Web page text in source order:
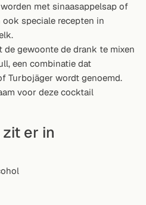
met sinaasappelsap of
ook speciale recepten in
de gewoonte de drank te mixen
een combinatie dat
Turbojäger wordt genoemd.
voor deze cocktail
er in